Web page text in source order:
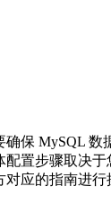
保 MySQL 数
配置步骤取决于
应的指南进行